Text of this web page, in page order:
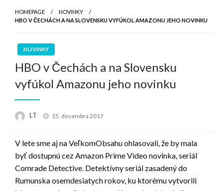
HOMEPAGE
NOVINKY
HBO V ČECHÁCH A NA SLOVENSKU VYFÚKOL AMAZONU JEHO NOVINKU
NOVINKY
HBO v Čechách a na Slovensku
vyfúkol Amazonu jeho novinku
LT
Posted
15. decembra 2017
V lete sme aj na VeľkomObsahu ohlasovali, že by mala
byť dostupnú cez Amazon Prime Video novinka, seriál
Comrade Detective. Detektívny seriál zasadený do
Rumunska osemdesiatych rokov, ku ktorému vytvorili